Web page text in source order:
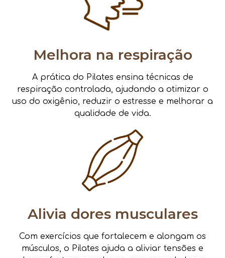
Melhora na respiração
A prática do Pilates ensina técnicas de
respiração controlada, ajudando a otimizar o
uso do oxigênio, reduzir o estresse e melhorar a
qualidade de vida.
Alivia dores musculares
Com exercícios que fortalecem e alongam os
músculos, o Pilates ajuda a aliviar tensões e